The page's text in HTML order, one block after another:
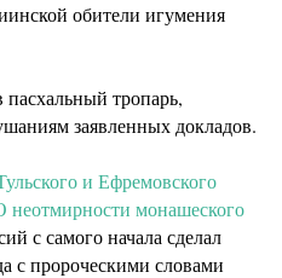
обители игумения
тропарь,
заявленных докладов.
и Ефремовского
неотмирности монашеского
с самого начала сделал
с пророческими словами